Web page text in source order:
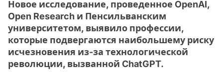
Новое исследование, проведенное OpenAI,
Open Research и Пенсильванским
университетом, выявило профессии,
которые подвергаются наибольшему риску
исчезновения из-за технологической
революции, вызванной ChatGPT.